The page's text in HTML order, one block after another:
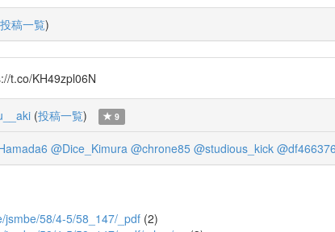
投稿一覧)
t.co/KH49zpl06N
(投稿一覧) 9
@Dice_Kimura @chrone85 @studious_kick
jsmbe/58/4-5/58_147/_pdf (2)